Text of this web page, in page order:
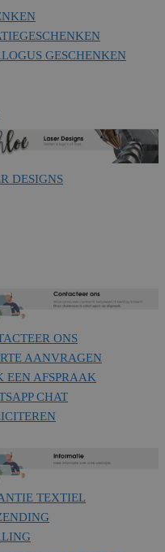
GESCHENKEN
DESIGNS
ONS
AANVRAGEN
EEN AFSPRAAK
CHAT
TEXTIEL